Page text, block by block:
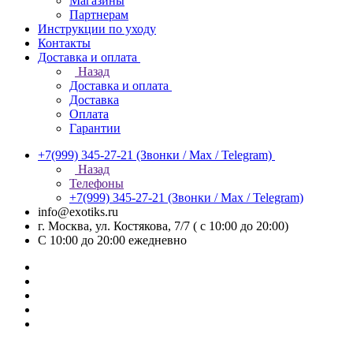
Партнерам
Инструкции по уходу
Контакты
Доставка и оплата
Назад
Доставка и оплата
Доставка
Оплата
Гарантии
+7(999) 345-27-21 (Звонки / Max / Telegram)
Назад
Телефоны
+7(999) 345-27-21 (Звонки / Max / Telegram)
info@exotiks.ru
г. Москва, ул. Костякова, 7/7 ( с 10:00 до 20:00)
С 10:00 до 20:00 ежедневно